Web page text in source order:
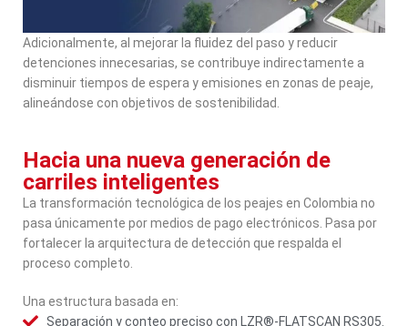
Adicionalmente, al mejorar la fluidez del paso y reducir
detenciones innecesarias, se contribuye indirectamente a
disminuir tiempos de espera y emisiones en zonas de peaje,
alineándose con objetivos de sostenibilidad.
Hacia una nueva generación de
carriles inteligentes
La transformación tecnológica de los peajes en Colombia no
pasa únicamente por medios de pago electrónicos. Pasa por
fortalecer la arquitectura de detección que respalda el
proceso completo.
Una estructura basada en:
Separación y conteo preciso con LZR®-FLATSCAN RS305.